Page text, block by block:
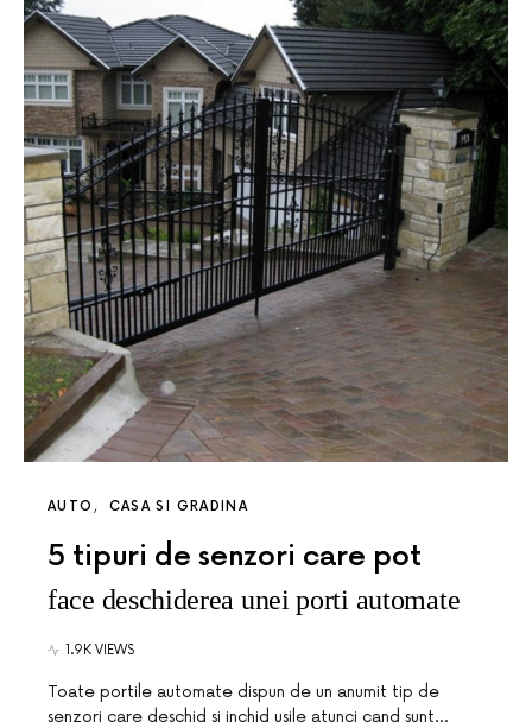
AUTO CASA SI GRADINA
5 tipuri de senzori care pot
face deschiderea unei porti automate
1.9K VIEWS
Toate portile automate dispun de un anumit tip de
senzori care deschid si inchid usile atunci cand sunt…